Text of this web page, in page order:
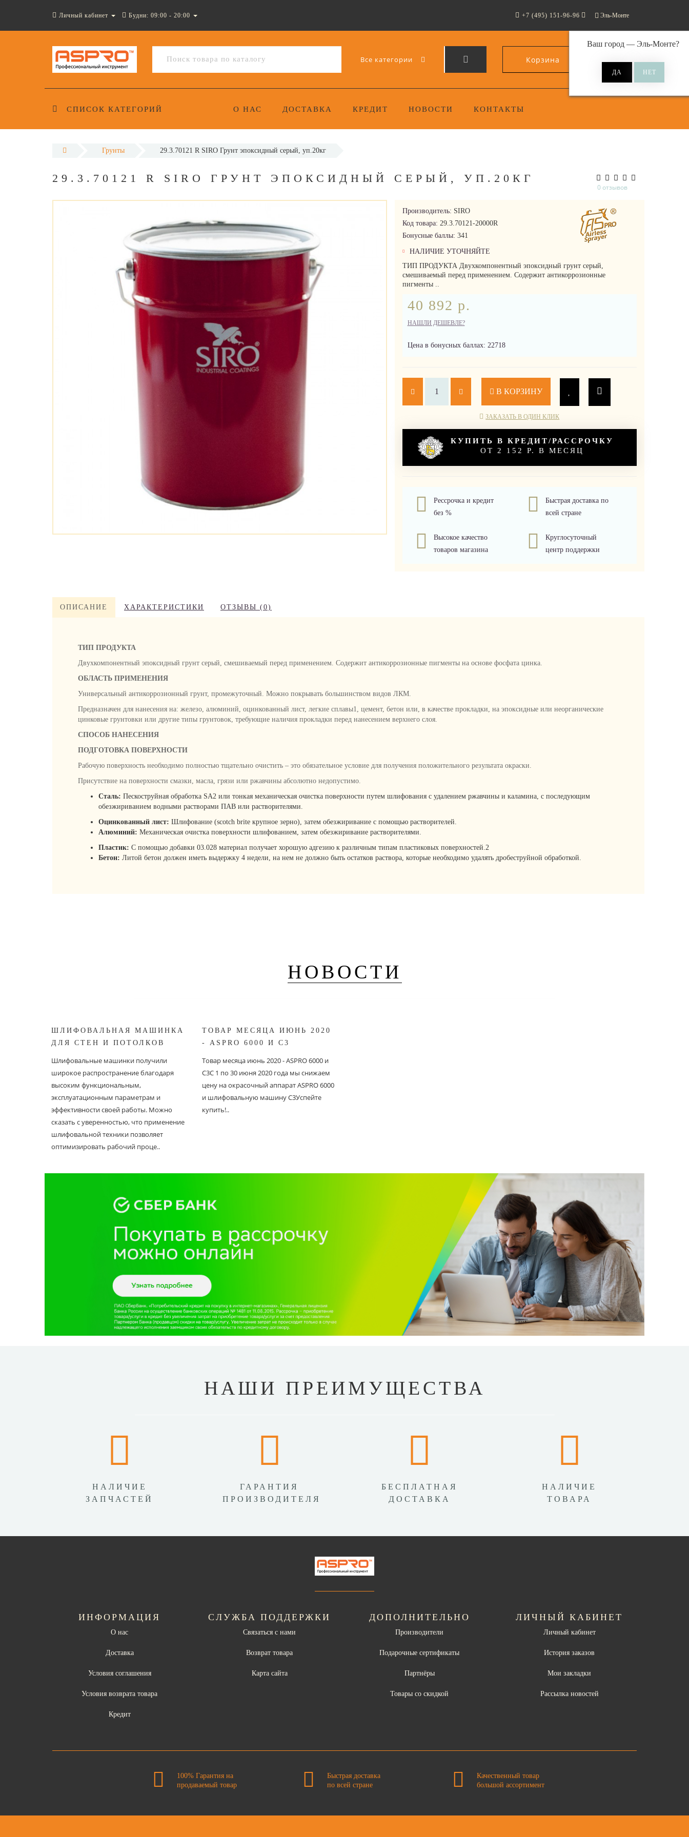
Личный кабинет Будни: 09:00 - 20:00 Эль-Монте
Ваш город — Эль-Монте?
+7 (495) 151-96-96
Все категории Корзина 0
СПИСОК КАТЕГОРИЙ О НАС ДОСТАВКА КРЕДИТ НОВОСТИ КОНТАКТЫ
Грунты 29.3.70121 R SIRO Грунт эпоксидный серый, уп.20кг
29.3.70121 R SIRO ГРУНТ ЭПОКСИДНЫЙ СЕРЫЙ, УП.20КГ
0 отзывов
Производитель: SIRO
Код товара: 29.3.70121-20000R
Бонусные баллы: 341
НАЛИЧИЕ УТОЧНЯЙТЕ
ТИП ПРОДУКТА Двухкомпонентный эпоксидный грунт серый,
смешиваемый перед применением. Содержит антикоррозионные
пигменты ..
40 892 р.
НАШЛИ ДЕШЕВЛЕ?
Цена в бонусных баллах: 22718
В КОРЗИНУ
ЗАКАЗАТЬ В ОДИН КЛИК
КУПИТЬ В КРЕДИТ/РАССРОЧКУ
ОТ 2 152 Р. В МЕСЯЦ
Рессрочка и кредит
без %
Быстрая доставка по
всей стране
Высокое качество
товаров магазина
Круглосуточный
центр поддержки
ОПИСАНИЕ ХАРАКТЕРИСТИКИ ОТЗЫВЫ (0)
ТИП ПРОДУКТА
Двухкомпонентный эпоксидный грунт серый, смешиваемый перед применением. Содержит антикоррозионные пигменты на основе фосфата цинка.
ОБЛАСТЬ ПРИМЕНЕНИЯ
Универсальный антикоррозионный грунт, промежуточный. Можно покрывать большинством видов ЛКМ.
Предназначен для нанесения на: железо, алюминий, оцинкованный лист, легкие сплавы1, цемент, бетон или, в качестве прокладки, на эпоксидные или неорганические
цинковые грунтовки или другие типы грунтовок, требующие наличия прокладки перед нанесением верхнего слоя.
СПОСОБ НАНЕСЕНИЯ
ПОДГОТОВКА ПОВЕРХНОСТИ
Рабочую поверхность необходимо полностью тщательно очистить – это обязательное условие для получения положительного результата окраски.
Присутствие на поверхности смазки, масла, грязи или ржавчины абсолютно недопустимо.
Сталь: Пескоструйная обработка SA2 или тонкая механическая очистка поверхности путем шлифования с удалением ржавчины и каламина, с последующим
обезжириванием водными растворами ПАВ или растворителями.
Оцинкованный лист: Шлифование (scotch brite крупное зерно), затем обезжиривание с помощью растворителей.
Алюминий: Механическая очистка поверхности шлифованием, затем обезжиривание растворителями.
Пластик: С помощью добавки 03.028 материал получает хорошую адгезию к различным типам пластиковых поверхностей.2
Бетон: Литой бетон должен иметь выдержку 4 недели, на нем не должно быть остатков раствора, которые необходимо удалять дробеструйной обработкой.
НОВОСТИ
ШЛИФОВАЛЬНАЯ МАШИНКА
ДЛЯ СТЕН И ПОТОЛКОВ
Шлифовальные машинки получили
широкое распространение благодаря
высоким функциональным,
эксплуатационным параметрам и
эффективности своей работы. Можно
сказать с уверенностью, что применение
шлифовальной техники позволяет
оптимизировать рабочий проце..
ТОВАР МЕСЯЦА ИЮНЬ 2020
- ASPRO 6000 И С3
Товар месяца июнь 2020 - ASPRO 6000 и
С3С 1 по 30 июня 2020 года мы снижаем
цену на окрасочный аппарат ASPRO 6000
и шлифовальную машину C3Успейте
купить!..
НАШИ ПРЕИМУЩЕСТВА
НАЛИЧИЕ
ЗАПЧАСТЕЙ
ГАРАНТИЯ
ПРОИЗВОДИТЕЛЯ
БЕСПЛАТНАЯ
ДОСТАВКА
НАЛИЧИЕ
ТОВАРА
ИНФОРМАЦИЯ
О нас
Доставка
Условия соглашения
Условия возврата товара
Кредит
СЛУЖБА ПОДДЕРЖКИ
Связаться с нами
Возврат товара
Карта сайта
ДОПОЛНИТЕЛЬНО
Производители
Подарочные сертификаты
Партнёры
Товары со скидкой
ЛИЧНЫЙ КАБИНЕТ
Личный кабинет
История заказов
Мои закладки
Рассылка новостей
100% Гарантия на
продаваемый товар
Быстрая доставка
по всей стране
Качественный товар
большой ассортимент